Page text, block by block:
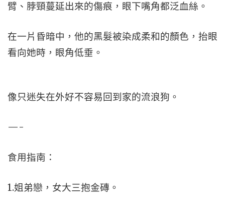
臂、脖頸蔓延出來的傷痕，眼下嘴角都泛血絲。
在一片昏暗中，他的黑髮被染成柔和的顏色，抬眼
看向她時，眼角低垂。
像只迷失在外好不容易回到家的流浪狗。
—-
食用指南：
1.姐弟戀，女大三抱金磚。